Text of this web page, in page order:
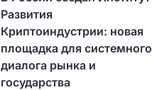
Развития
Криптоиндустрии: новая
площадка для системного
диалога рынка и
государства